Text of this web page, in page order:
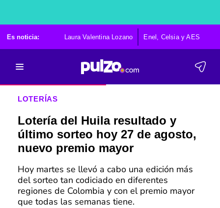
Es noticia: Laura Valentina Lozano Enel, Celsia y AES
LOTERÍAS
Lotería del Huila resultado y
último sorteo hoy 27 de agosto,
nuevo premio mayor
Hoy martes se llevó a cabo una edición más
del sorteo tan codiciado en diferentes
regiones de Colombia y con el premio mayor
que todas las semanas tiene.